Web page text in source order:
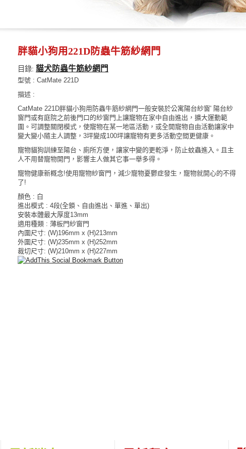
胖貓小狗用221D防蟲牛筋紗網門
目錄: 貓犬防蟲牛筋紗網門
型號 : CatMate 221D
描述 :
CatMate 221D胖貓小狗用防蟲牛筋紗網門一般安裝於公寓陽台紗窗' 陽台紗
窗門或有庭院之前後門口的紗窗門上讓寵物在家中自由進出，擴大運動範
圍。可調整關閉模式，使寵物在某一地區活動，或全開寵物自由活動讓家中
變大變小隨主人調整，3坪變成100坪讓寵物有更多活動空間更健康。
寵物貓狗訓練至陽台、廁所方便，讓家中變的更乾淨，防止蚊蟲進入。且主
人不用替寵物開門，影響主人做其它事一舉多得。
寵物健康新概念!使用寵物紗窗門，減少寵物憂鬱症發生，寵物就開心的不得
了!
顏色 : 白
進出模式 : 4段(全鎖、自由進出、單進、單出)
安裝本體最大厚度13mm
適用種類 : 薄板門紗窗門
內圍尺寸: (W)196mm x (H)213mm
外圍尺寸: (W)235mm x (H)252mm
裁切尺寸: (W)210mm x (H)227mm